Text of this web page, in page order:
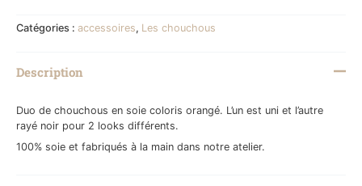
Catégories : accessoires, Les chouchous
Description
Duo de chouchous en soie coloris orangé. L’un est uni et l’autre
rayé noir pour 2 looks différents.
100% soie et fabriqués à la main dans notre atelier.